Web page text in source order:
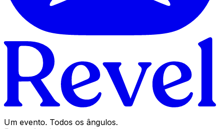
Um evento. Todos os ângulos.